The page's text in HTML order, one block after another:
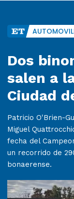
Dos
salen a
Ciudad
Patricio O'Brien-
Miguel
fecha del
un recorrido de
bonaerense.